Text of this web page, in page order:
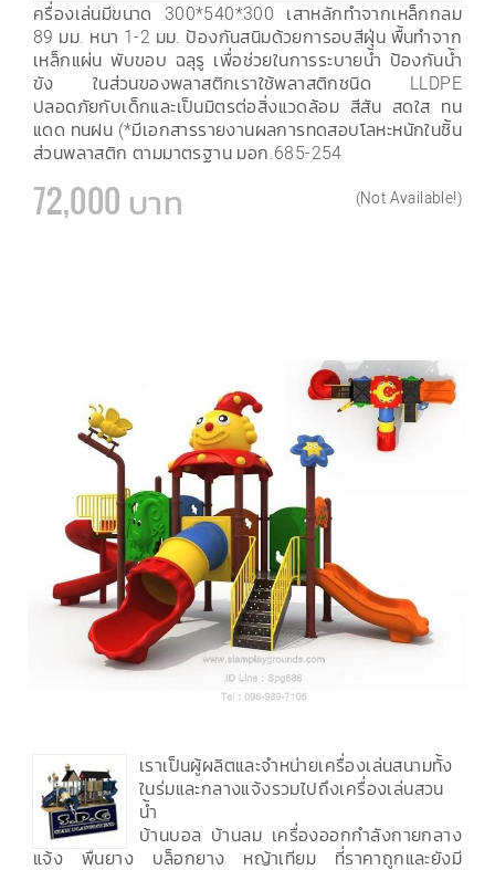
ครื่องเล่นมีขนาด 300*540*300 เสาหลักทำจากเหล็กกลม
89 มม. หนา 1-2 มม. ป้องกันสนิมด้วยการอบสีฝุ่น พื้นทำจาก
เหล็กแผ่น พับขอบ ฉลุรู เพื่อช่วยในการระบายน้ำ ป้องกันน้ำ
ขัง ในส่วนของพลาสติกเราใช้พลาสติกชนิด LLDPE
ปลอดภัยกับเด็กและเป็นมิตรต่อสิ่งแวดล้อม สีสัน สดใส ทน
แดด ทนฝน (*มีเอกสารรายงานผลการทดสอบโลหะหนักในชิ้น
ส่วนพลาสติก ตามมาตรฐาน มอก.685-254
72,000 บาท (Not Available!)
เราเป็นผู้ผลิตและจำหน่ายเครื่องเล่นสนามทั้ง
ในร่มและกลางแจ้งรวมไปถึงเครื่องเล่นสวน
น้ำ
บ้านบอล บ้านลม เครื่องออกกำลังกายกลาง
แจ้ง พื้นยาง บล็อกยาง หญ้าเทียม ที่ราคาถูกและยังมี